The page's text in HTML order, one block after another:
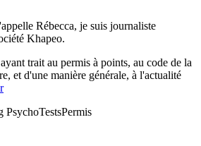
Rébecca, je suis journaliste
Khapeo.
trait au permis à points, au code de la
et d'une manière générale, à l'actualité